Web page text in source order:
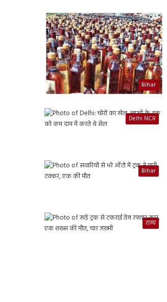
Bihar
Delhi NCR
Bihar
राज्य